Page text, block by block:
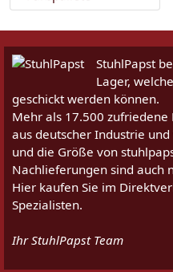
StuhlPapst
Lager,
geschickt werden können.
Mehr als 17.500
aus deutscher Industrie
und die Größe von
Nachlieferungen sind auch
Hier kaufen Sie im
Spezialisten.
Ihr StuhlPapst Team